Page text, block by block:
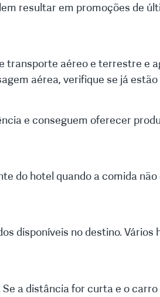
resultar em promoções de
transporte aéreo e terrestre e
aérea, verifique se já
e conseguem oferecer
do hotel quando a comida
disponíveis no destino.
a distância for curta e o